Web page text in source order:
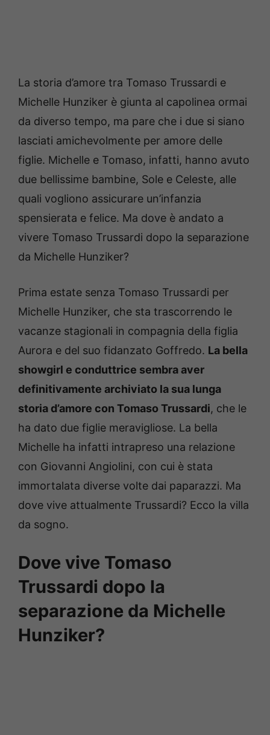
La storia d’amore tra Tomaso Trussardi e
Michelle Hunziker è giunta al capolinea ormai
da diverso tempo, ma pare che i due si siano
lasciati amichevolmente per amore delle
figlie. Michelle e Tomaso, infatti, hanno avuto
due bellissime bambine, Sole e Celeste, alle
quali vogliono assicurare un’infanzia
spensierata e felice. Ma dove è andato a
vivere Tomaso Trussardi dopo la separazione
da Michelle Hunziker?
Prima estate senza Tomaso Trussardi per
Michelle Hunziker, che sta trascorrendo le
vacanze stagionali in compagnia della figlia
Aurora e del suo fidanzato Goffredo. La bella
showgirl e conduttrice sembra aver
definitivamente archiviato la sua lunga
storia d’amore con Tomaso Trussardi, che le
ha dato due figlie meravigliose. La bella
Michelle ha infatti intrapreso una relazione
con Giovanni Angiolini, con cui è stata
immortalata diverse volte dai paparazzi. Ma
dove vive attualmente Trussardi? Ecco la villa
da sogno.
Dove vive Tomaso
Trussardi dopo la
separazione da Michelle
Hunziker?